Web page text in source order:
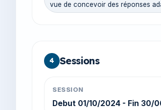
vue de concevoir des réponses
4 Sessions
SESSION
Debut 01/10/2024 - Fin 30/